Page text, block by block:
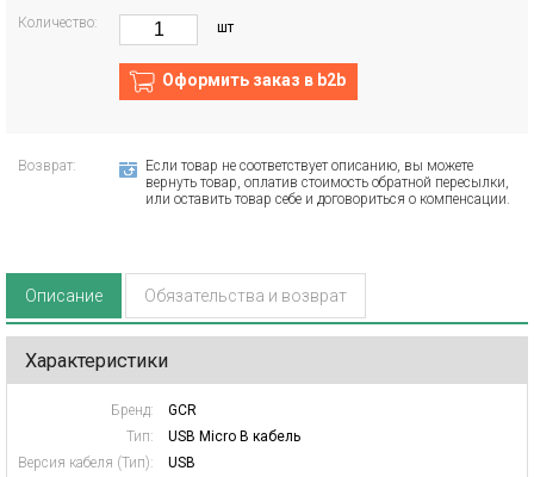
Количество: шт
Оформить заказ в b2b
Возврат:
Если товар не соответствует описанию, вы можете
вернуть товар, оплатив стоимость обратной пересылки,
или оставить товар себе и договориться о компенсации.
Описание Обязательства и возврат
Характеристики
Бренд:
GCR
Тип:
USB Micro B кабель
Версия кабеля (Тип):
USB